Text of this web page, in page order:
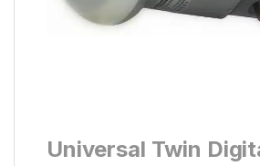
Universal Twin